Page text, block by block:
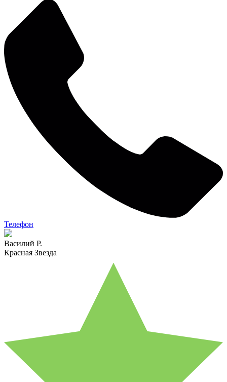
Телефон
Василий Р.
Красная Звезда